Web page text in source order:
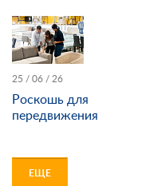
25 / 06 / 26
Роскошь для
передвижения
ЕЩЕ